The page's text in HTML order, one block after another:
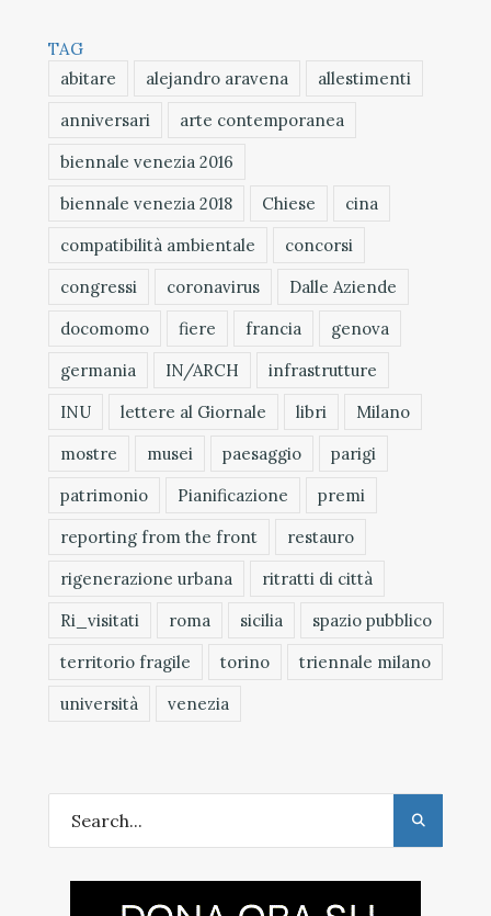
TAG
abitare
alejandro aravena
allestimenti
anniversari
arte contemporanea
biennale venezia 2016
biennale venezia 2018
Chiese
cina
compatibilità ambientale
concorsi
congressi
coronavirus
Dalle Aziende
docomomo
fiere francia
genova
germania
IN/ARCH
infrastrutture
INU
lettere al Giornale libri
Milano
mostre
musei paesaggio
parigi
patrimonio
Pianificazione
premi
reporting from the front
restauro
rigenerazione urbana
ritratti di città
Ri_visitati
roma sicilia
spazio pubblico
territorio fragile
torino
triennale milano
università
venezia